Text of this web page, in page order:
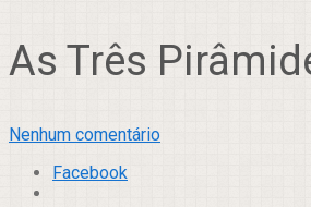
As Três
Nenhum comentário
Facebook